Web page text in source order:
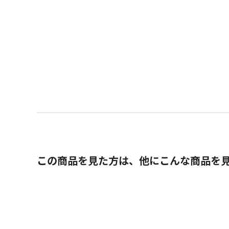
この商品を見た方は、他にこんな商品を